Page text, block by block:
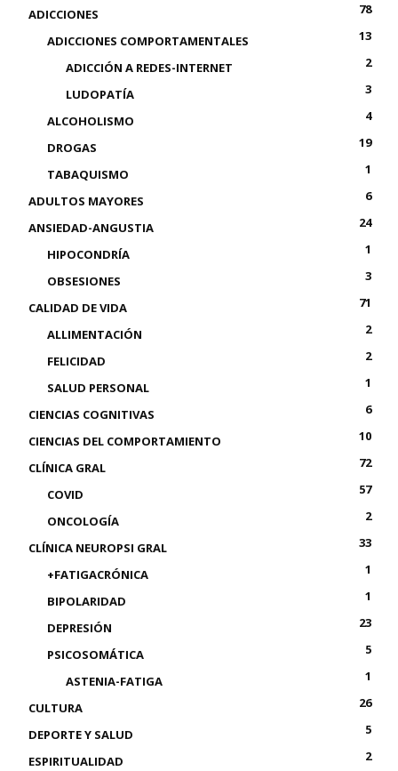
ADICCIONES
78
ADICCIONES COMPORTAMENTALES
13
ADICCIÓN A REDES-INTERNET
2
LUDOPATÍA
3
ALCOHOLISMO
4
DROGAS
19
TABAQUISMO
1
ADULTOS MAYORES
6
ANSIEDAD-ANGUSTIA
24
HIPOCONDRÍA
1
OBSESIONES
3
CALIDAD DE VIDA
71
ALLIMENTACIÓN
2
FELICIDAD
2
SALUD PERSONAL
1
CIENCIAS COGNITIVAS
6
CIENCIAS DEL COMPORTAMIENTO
10
CLÍNICA GRAL
72
COVID
57
ONCOLOGÍA
2
CLÍNICA NEUROPSI GRAL
33
+FATIGACRÓNICA
1
BIPOLARIDAD
1
DEPRESIÓN
23
PSICOSOMÁTICA
5
ASTENIA-FATIGA
1
CULTURA
26
DEPORTE Y SALUD
5
ESPIRITUALIDAD
2